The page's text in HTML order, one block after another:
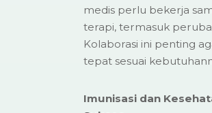
medis perlu bekerja
terapi, termasuk
Kolaborasi ini penting
tepat sesuai
Imunisasi dan